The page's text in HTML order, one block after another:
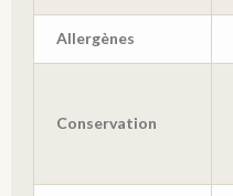
Allergènes
Conservation